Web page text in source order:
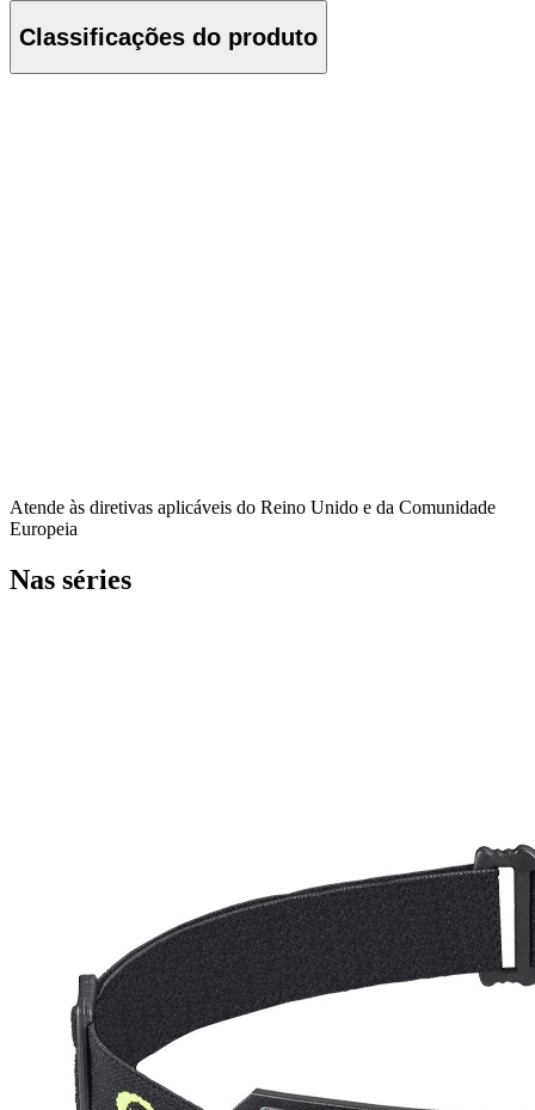
Classificações do produto
Atende às diretivas aplicáveis do Reino Unido e da Comunidade
Europeia
Nas séries